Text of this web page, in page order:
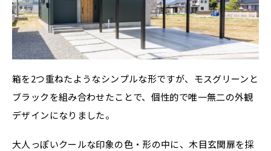
箱を2つ重ねたようなシンプルな形ですが、モスグリーンと
ブラックを組み合わせたことで、個性的で唯一無二の外観
デザインになりました。
大人っぽいクールな印象の色・形の中に、木目玄関扉を採